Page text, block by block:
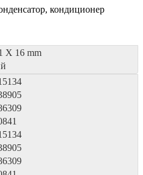
кондиционер
X 16 mm